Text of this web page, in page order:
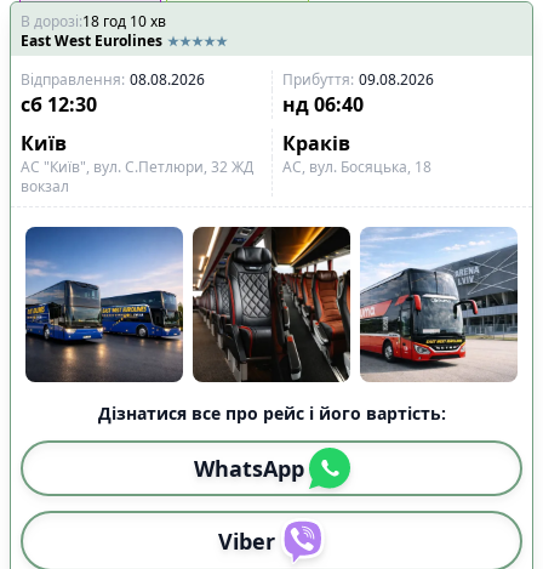
В дорозі:18 год 10хв
East West Eurolines
Відправлення: 08.08.2026 Прибуття: 09.08.2026
сб 12:30 нд 06:40
Київ
Краків
АС "Київ", вул. С.Петлюри, 32 ЖД
вокзал
АС, вул. Босяцька, 18
Дізнатися все про рейс і його вартість:
WhatsApp
Viber